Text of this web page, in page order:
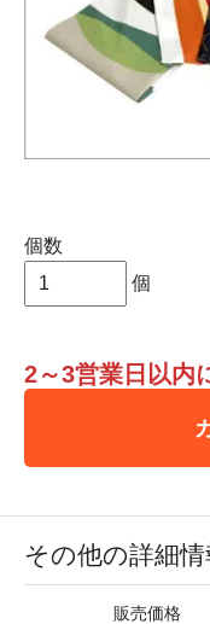
個数
個
2～3営業日以内
その他の詳細情
販売価格